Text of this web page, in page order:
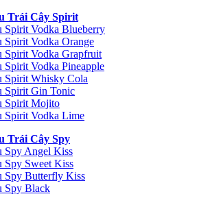
Trái Cây Spirit
Spirit Vodka Blueberry
Spirit Vodka Orange
Spirit Vodka Grapfruit
Spirit Vodka Pineapple
Spirit Whisky Cola
Spirit Gin Tonic
Spirit Mojito
Spirit Vodka Lime
Trái Cây Spy
Spy Angel Kiss
Spy Sweet Kiss
Spy Butterfly Kiss
Spy Black